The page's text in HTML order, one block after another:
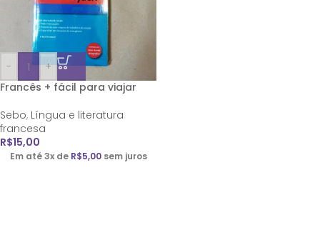
-
+
Francês + fácil para viajar
Sebo, Língua e literatura
francesa
R$15,00
Em até 3x de R$5,00 sem juros